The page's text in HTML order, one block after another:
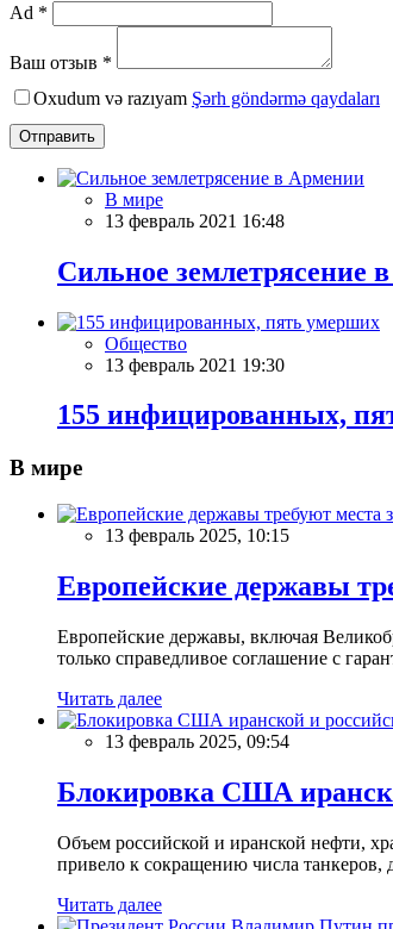
Ad *
Ваш отзыв *
Oxudum və razıyam Şərh göndərmə qaydaları
Отправить
В мире
13 февраль 2021 16:48
Cильное землетрясение
Общество
13 февраль 2021 19:30
155 инфицированных,
В мире
13 февраль 2025, 10:15
Европейские державы
Европейские державы, включая
только справедливое соглашение с
Читать далее
13 февраль 2025, 09:54
Блокировка США
Объем российской и иранской нефти,
привело к сокращению числа танкеров,
Читать далее